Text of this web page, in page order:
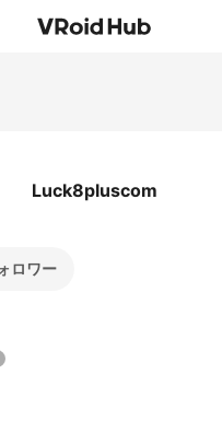
Luck8pluscom
ロワー